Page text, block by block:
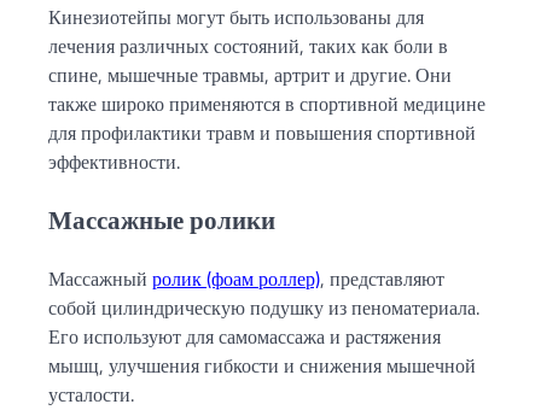
Кинезиотейпы могут быть использованы для
лечения различных состояний, таких как боли в
спине, мышечные травмы, артрит и другие. Они
также широко применяются в спортивной медицине
для профилактики травм и повышения спортивной
эффективности.
Массажные ролики
Массажный ролик (фоам роллер), представляют
собой цилиндрическую подушку из пеноматериала.
Его используют для самомассажа и растяжения
мышц, улучшения гибкости и снижения мышечной
усталости.